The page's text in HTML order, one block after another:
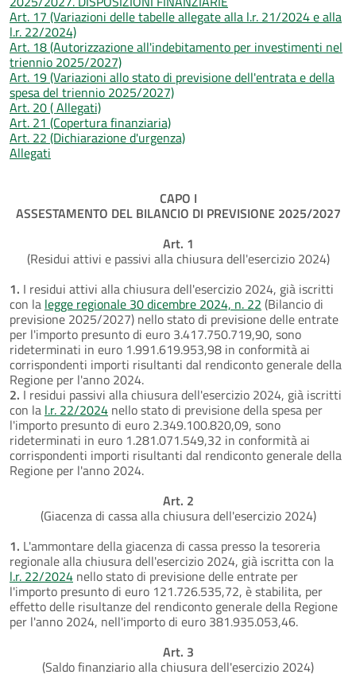
Art. 17 (Variazioni delle tabelle allegate alla l.r. 21/2024 e alla
l.r. 22/2024)
Art. 18 (Autorizzazione all'indebitamento per investimenti nel
triennio 2025/2027)
Art. 19 (Variazioni allo stato di previsione dell'entrata e della
spesa del triennio 2025/2027)
Art. 20 ( Allegati)
Art. 21 (Copertura finanziaria)
Art. 22 (Dichiarazione d'urgenza)
Allegati
CAPO I
ASSESTAMENTO DEL BILANCIO DI PREVISIONE 2025/2027
Art. 1
(Residui attivi e passivi alla chiusura dell'esercizio 2024)
1. I residui attivi alla chiusura dell'esercizio 2024, già iscritti
con la legge regionale 30 dicembre 2024, n. 22 (Bilancio di
previsione 2025/2027) nello stato di previsione delle entrate
per l'importo presunto di euro 3.417.750.719,90, sono
rideterminati in euro 1.991.619.953,98 in conformità ai
corrispondenti importi risultanti dal rendiconto generale della
Regione per l'anno 2024.
2. I residui passivi alla chiusura dell'esercizio 2024, già iscritti
con la l.r. 22/2024 nello stato di previsione della spesa per
l'importo presunto di euro 2.349.100.820,09, sono
rideterminati in euro 1.281.071.549,32 in conformità ai
corrispondenti importi risultanti dal rendiconto generale della
Regione per l'anno 2024.
Art. 2
(Giacenza di cassa alla chiusura dell'esercizio 2024)
1. L'ammontare della giacenza di cassa presso la tesoreria
regionale alla chiusura dell'esercizio 2024, già iscritta con la
l.r. 22/2024 nello stato di previsione delle entrate per
l'importo presunto di euro 121.726.535,72, è stabilita, per
effetto delle risultanze del rendiconto generale della Regione
per l'anno 2024, nell'importo di euro 381.935.053,46.
Art. 3
(Saldo finanziario alla chiusura dell'esercizio 2024)